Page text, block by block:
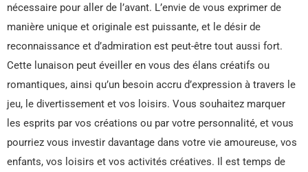
nécessaire pour aller de l’avant. L’envie de vous exprimer de
manière unique et originale est puissante, et le désir de
reconnaissance et d’admiration est peut-être tout aussi fort.
Cette lunaison peut éveiller en vous des élans créatifs ou
romantiques, ainsi qu’un besoin accru d’expression à travers le
jeu, le divertissement et vos loisirs. Vous souhaitez marquer
les esprits par vos créations ou par votre personnalité, et vous
pourriez vous investir davantage dans votre vie amoureuse, vos
enfants, vos loisirs et vos activités créatives. Il est temps de